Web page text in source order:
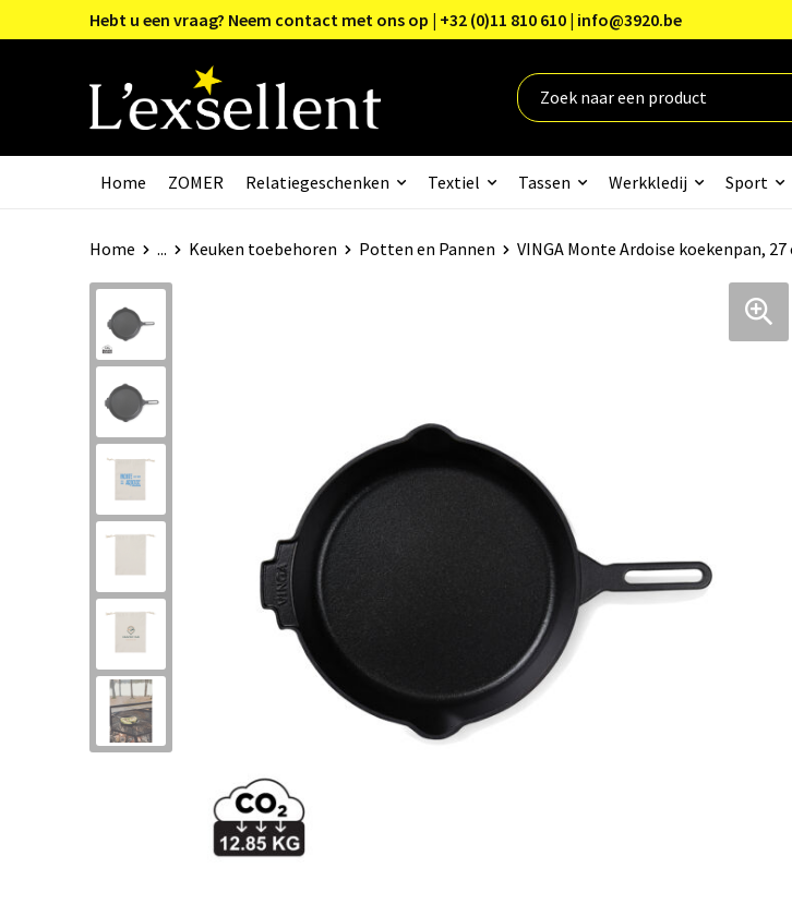
Hebt u een vraag? Neem contact met ons op | +32 (0)11 810 610 | info@3920.be
Home ZOMER Relatiegeschenken Textiel Tassen Werkkledij Sport
Home ... Keuken toebehoren Potten en Pannen VINGA Monte Ardoise koekenpan, 27